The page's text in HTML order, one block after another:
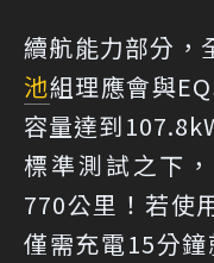
續航能力部分，
池組理應會與
容量達到
標準測試之下
770公里！若使
僅需充電15分